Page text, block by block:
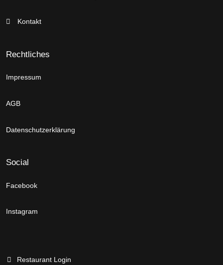
Kontakt
Rechtliches
Impressum
AGB
Datenschutzerklärung
Social
Facebook
Instagram
Restaurant Login